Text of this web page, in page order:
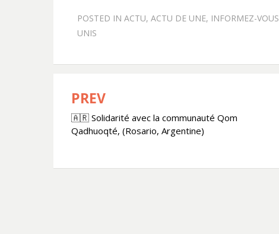
POSTED IN ACTU, ACTU DE UNE, INFORMEZ-VOUS
UNIS
Navigation
de
PREV
🇦🇷 Solidarité avec la communauté Qom
Qadhuoqté, (Rosario, Argentine)